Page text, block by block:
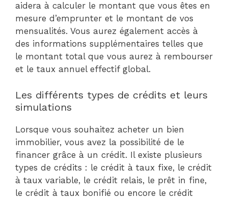
aidera à calculer le montant que vous êtes en
mesure d’emprunter et le montant de vos
mensualités. Vous aurez également accès à
des informations supplémentaires telles que
le montant total que vous aurez à rembourser
et le taux annuel effectif global.
Les différents types de crédits et leurs
simulations
Lorsque vous souhaitez acheter un bien
immobilier, vous avez la possibilité de le
financer grâce à un crédit. Il existe plusieurs
types de crédits : le crédit à taux fixe, le crédit
à taux variable, le crédit relais, le prêt in fine,
le crédit à taux bonifié ou encore le crédit